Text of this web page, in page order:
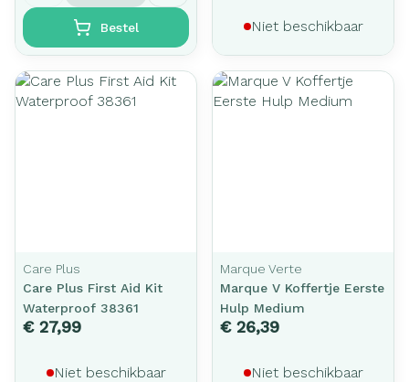
Bestel Niet beschikbaar
Care Plus
Care Plus First Aid Kit
Waterproof 38361
€ 27,99
Niet beschikbaar
Marque Verte
Marque V Koffertje Eerste
Hulp Medium
€ 26,39
Niet beschikbaar